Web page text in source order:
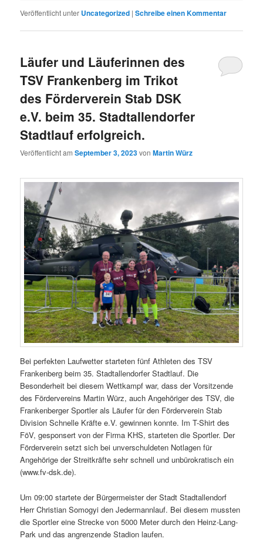
Veröffentlicht unter Uncategorized |Schreibe einen Kommentar
Läufer und Läuferinnen des
TSV Frankenberg im Trikot
des Förderverein Stab DSK
e.V. beim 35. Stadtallendorfer
Stadtlauf erfolgreich.
Veröffentlicht amSeptember 3, 2023vonMartin Würz
Bei perfekten Laufwetter starteten fünf Athleten des TSV
Frankenberg beim 35. Stadtallendorfer Stadtlauf. Die
Besonderheit bei diesem Wettkampf war, dass der Vorsitzende
des Fördervereins Martin Würz, auch Angehöriger des TSV, die
Frankenberger Sportler als Läufer für den Förderverein Stab
Division Schnelle Kräfte e.V. gewinnen konnte. Im T-Shirt des
FöV, gesponsert von der Firma KHS, starteten die Sportler. Der
Förderverein setzt sich bei unverschuldeten Notlagen für
Angehörige der Streitkräfte sehr schnell und unbürokratisch ein
(www.fv-dsk.de).
Um 09:00 startete der Bürgermeister der Stadt Stadtallendorf
Herr Christian Somogyi den Jedermannlauf. Bei diesem mussten
die Sportler eine Strecke von 5000 Meter durch den Heinz-Lang-
Park und das angrenzende Stadion laufen.